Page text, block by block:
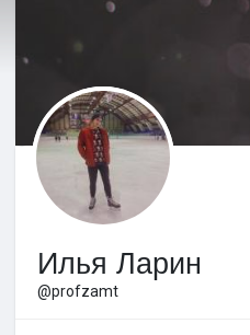
Присоединились
Поиск
Илья Ларин
@profzamt